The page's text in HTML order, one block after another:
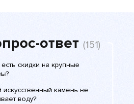
ответ (151)
скидки на крупные
искусственный камень не
воду?